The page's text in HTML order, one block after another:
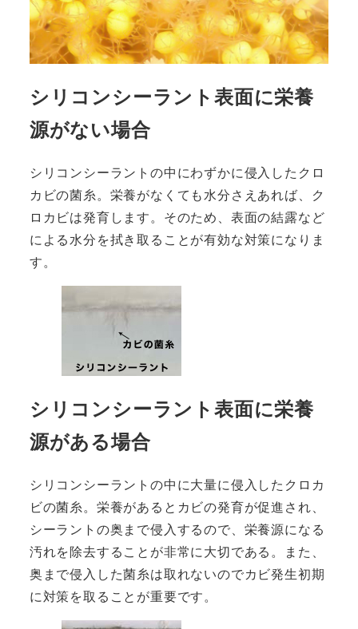
シリコンシーラント表面に栄養
源がない場合
シリコンシーラントの中にわずかに侵入したクロ
カビの菌糸。栄養がなくても水分さえあれば、ク
ロカビは発育します。そのため、表面の結露など
による水分を拭き取ることが有効な対策になりま
す。
シリコンシーラント表面に栄養
源がある場合
シリコンシーラントの中に大量に侵入したクロカ
ビの菌糸。栄養があるとカビの発育が促進され、
シーラントの奥まで侵入するので、栄養源になる
汚れを除去することが非常に大切である。また、
奥まで侵入した菌糸は取れないのでカビ発生初期
に対策を取ることが重要です。